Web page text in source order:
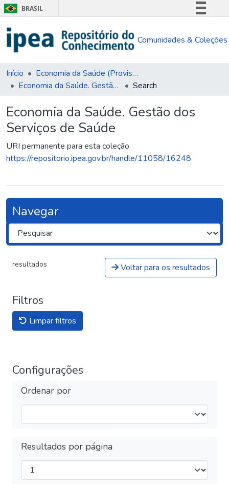
BRASIL
Comunica BR
Acesso à informação
Legislação
Comunidades & Coleções
Início
Economia da Saúde (Provisória)
Economia da Saúde. Gestão dos Serviços de Saúde
Search
Economia da Saúde. Gestão dos
Serviços de Saúde
URI permanente para esta coleção
https://repositorio.ipea.gov.br/handle/11058/16248
Navegar
resultados Voltar para os resultados
Filtros
Limpar filtros
Configurações
Ordenar por
Resultados por página